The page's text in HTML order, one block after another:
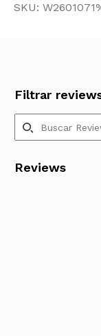
SKU:
Filtrar
Reviews